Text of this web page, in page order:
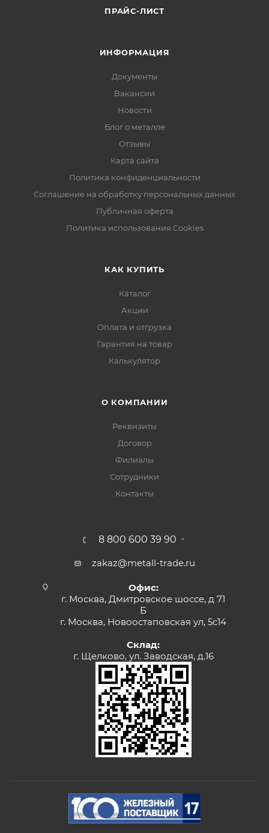
ПРАЙС-ЛИСТ
ИНФОРМАЦИЯ
Документы
Вакансии
Новости
Блог о металле
Отзывы
Карта сайта
Политика конфиденциальности
Соглашение на обработку персональных данных
Публичная оферта
Политика использования Cookies
КАК КУПИТЬ
Каталог
Акции
Оплата и отгрузка
Гарантия на товар
Калькулятор
О КОМПАНИИ
Реквизиты
Договор
Филиалы
Сотрудники
Контакты
8 800 600 39 90
zakaz@metall-trade.ru
Офис:
г. Москва, Дмитровское шоссе, д 71
Б
г. Москва, Новоостаповская ул, 5с14
Склад:
г. Щелково, ул. Заводская, д.16